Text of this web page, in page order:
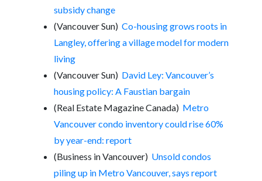
subsidy change
(Vancouver Sun)Co-housing grows roots in
Langley, offering a village model for modern
living
(Vancouver Sun) David Ley: Vancouver’s
housing policy: A Faustian bargain
(Real Estate Magazine Canada) Metro
Vancouver condo inventory could rise 60%
by year-end: report
(Business in Vancouver) Unsold condos
piling up in Metro Vancouver, says report